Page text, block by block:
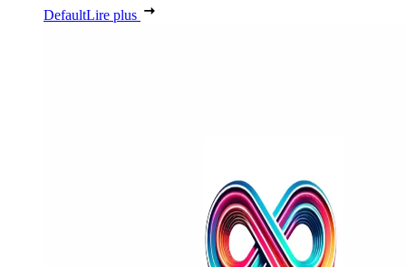
DefaultLire plus